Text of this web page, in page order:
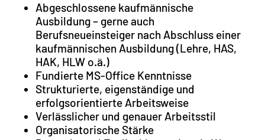
Abgeschlossene kaufmännische
Ausbildung – gerne auch
Berufsneueinsteiger nach Abschluss einer
kaufmännischen Ausbildung (Lehre, HAS,
HAK, HLW o.ä.)
Fundierte MS-Office Kenntnisse
Strukturierte, eigenständige und
erfolgsorientierte Arbeitsweise
Verlässlicher und genauer Arbeitsstil
Organisatorische Stärke